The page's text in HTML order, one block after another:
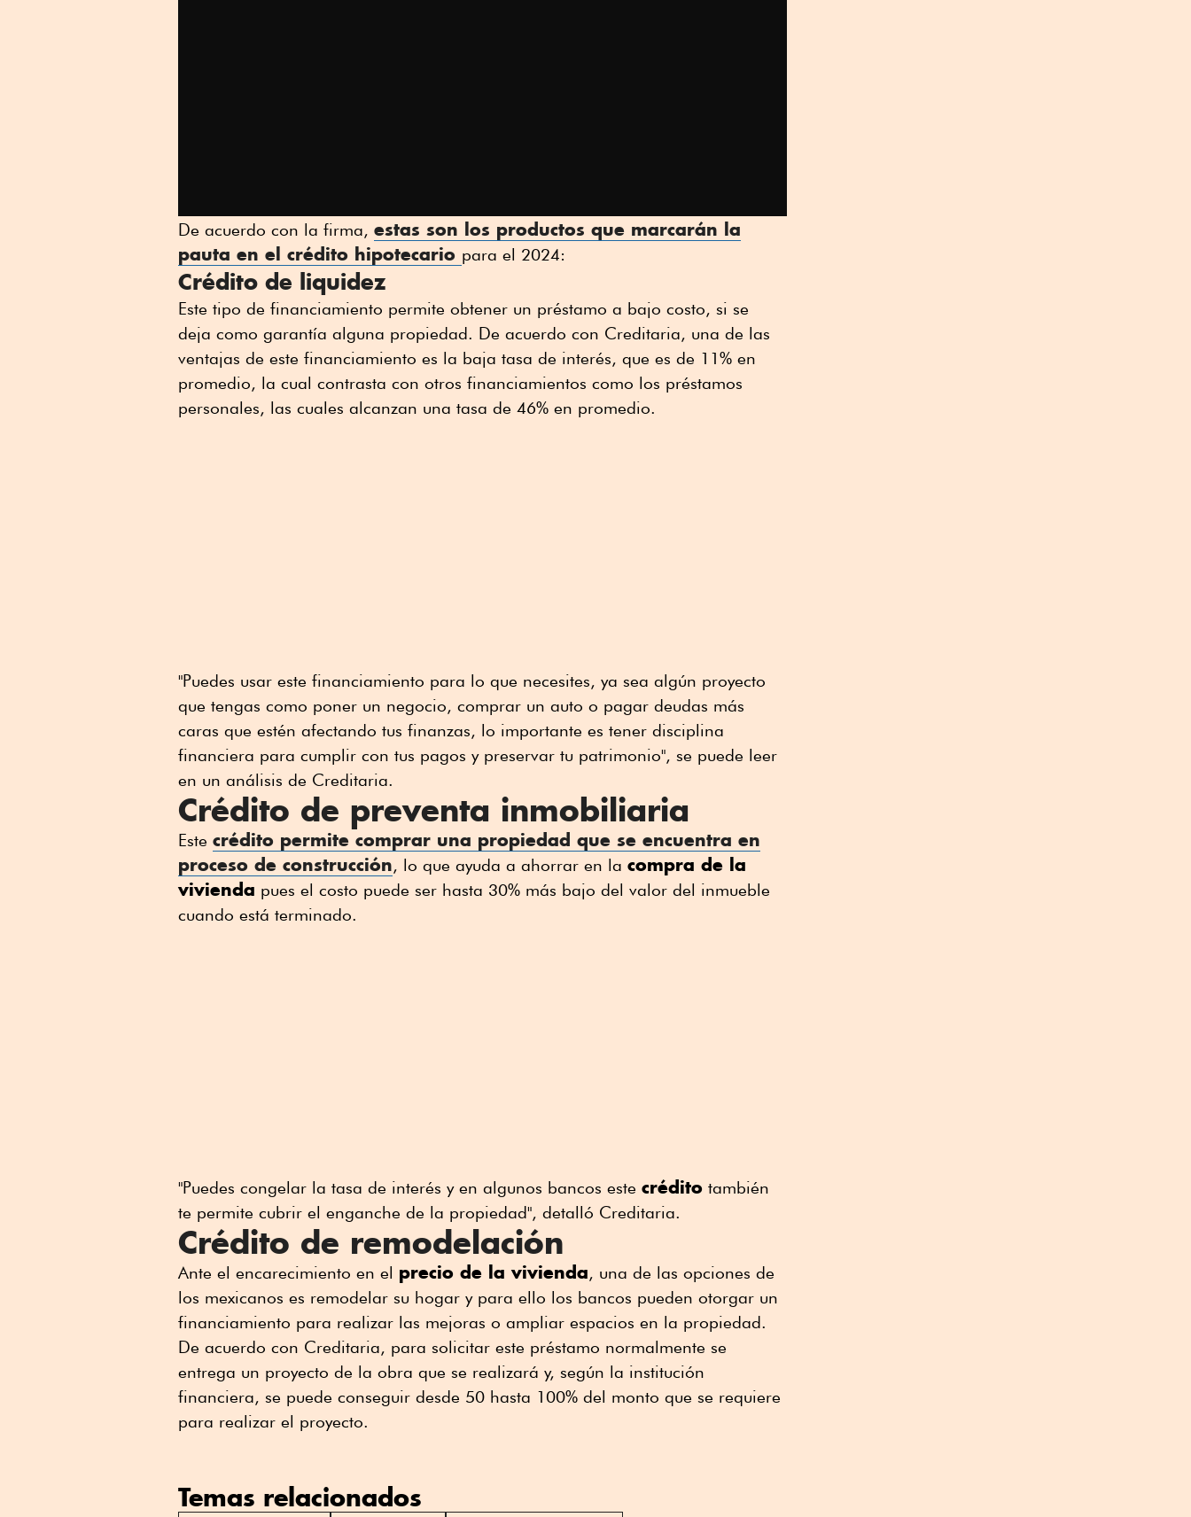
De acuerdo con la firma, estas son los productos que marcarán la
pauta en el crédito hipotecario para el 2024:
Crédito de liquidez
Este tipo de financiamiento permite obtener un préstamo a bajo costo, si se
deja como garantía alguna propiedad. De acuerdo con Creditaria, una de las
ventajas de este financiamiento es la baja tasa de interés, que es de 11% en
promedio, la cual contrasta con otros financiamientos como los préstamos
personales, las cuales alcanzan una tasa de 46% en promedio.
"Puedes usar este financiamiento para lo que necesites, ya sea algún proyecto
que tengas como poner un negocio, comprar un auto o pagar deudas más
caras que estén afectando tus finanzas, lo importante es tener disciplina
financiera para cumplir con tus pagos y preservar tu patrimonio", se puede leer
en un análisis de Creditaria.
Crédito de preventa inmobiliaria
Este crédito permite comprar una propiedad que se encuentra en
proceso de construcción, lo que ayuda a ahorrar en la compra de la
vivienda pues el costo puede ser hasta 30% más bajo del valor del inmueble
cuando está terminado.
"Puedes congelar la tasa de interés y en algunos bancos este crédito también
te permite cubrir el enganche de la propiedad", detalló Creditaria.
Crédito de remodelación
Ante el encarecimiento en el precio de la vivienda, una de las opciones de
los mexicanos es remodelar su hogar y para ello los bancos pueden otorgar un
financiamiento para realizar las mejoras o ampliar espacios en la propiedad.
De acuerdo con Creditaria, para solicitar este préstamo normalmente se
entrega un proyecto de la obra que se realizará y, según la institución
financiera, se puede conseguir desde 50 hasta 100% del monto que se requiere
para realizar el proyecto.
Temas relacionados